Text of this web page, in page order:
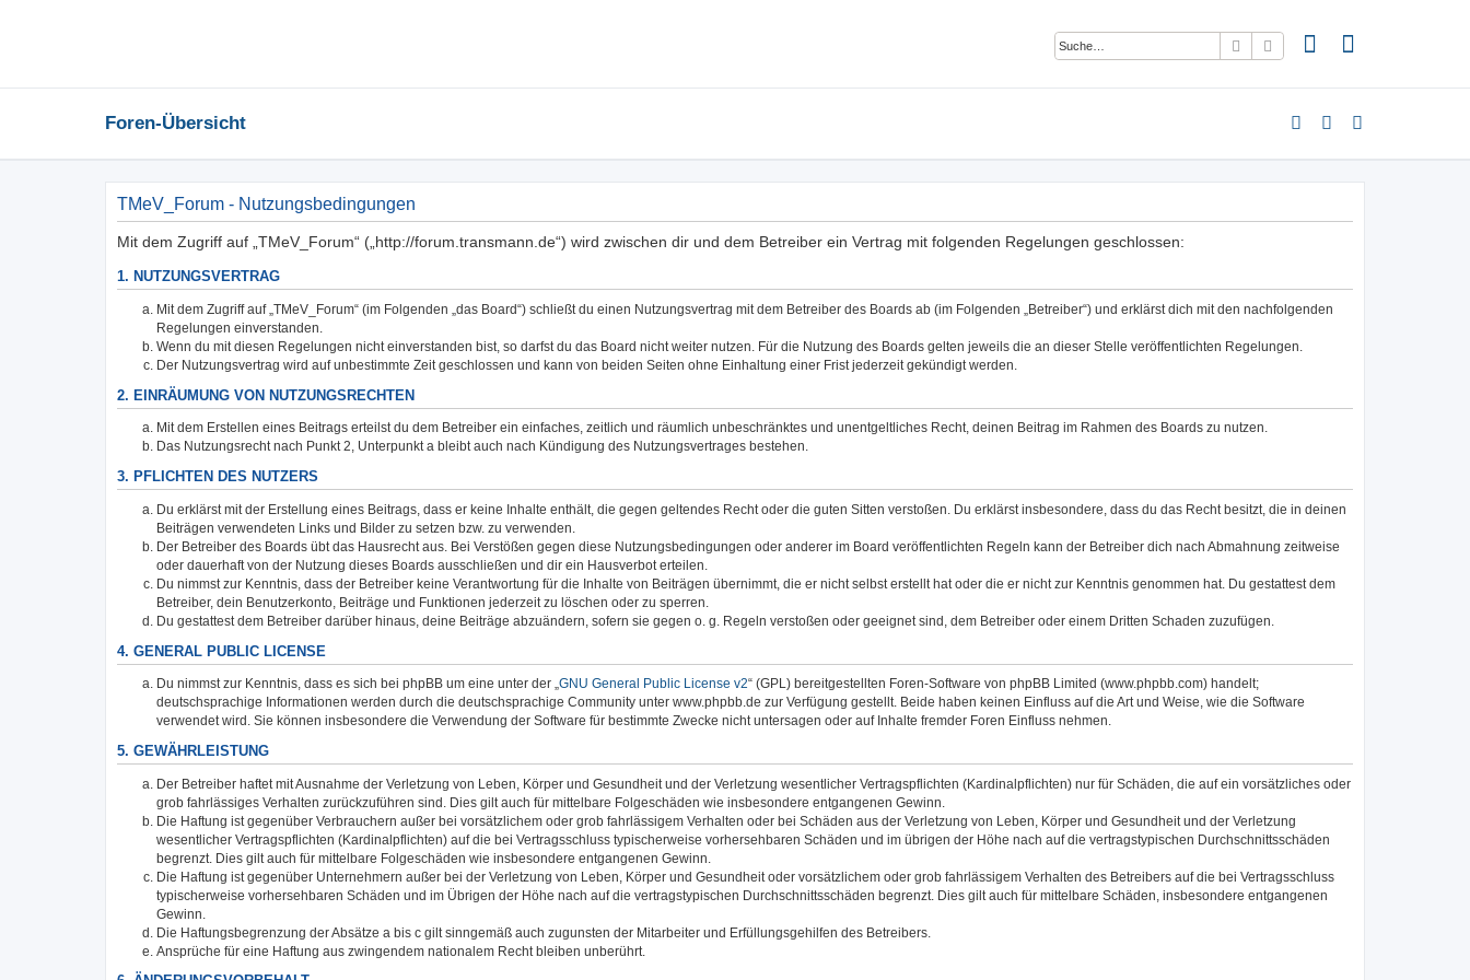
Suche
Foren-Übersicht
TMeV_Forum - Nutzungsbedingungen
Mit dem Zugriff auf „TMeV_Forum“ („http://forum.transmann.de“) wird zwischen dir und dem Betreiber ein Vertrag mit folgenden Regelungen geschlossen:
1. NUTZUNGSVERTRAG
Mit dem Zugriff auf „TMeV_Forum“ (im Folgenden „das Board“) schließt du einen Nutzungsvertrag mit dem Betreiber des Boards ab (im Folgenden „Betreiber“) und erklärst dich mit den nachfolgenden
Regelungen einverstanden.
Wenn du mit diesen Regelungen nicht einverstanden bist, so darfst du das Board nicht weiter nutzen. Für die Nutzung des Boards gelten jeweils die an dieser Stelle veröffentlichten Regelungen.
Der Nutzungsvertrag wird auf unbestimmte Zeit geschlossen und kann von beiden Seiten ohne Einhaltung einer Frist jederzeit gekündigt werden.
2. EINRÄUMUNG VON NUTZUNGSRECHTEN
Mit dem Erstellen eines Beitrags erteilst du dem Betreiber ein einfaches, zeitlich und räumlich unbeschränktes und unentgeltliches Recht, deinen Beitrag im Rahmen des Boards zu nutzen.
Das Nutzungsrecht nach Punkt 2, Unterpunkt a bleibt auch nach Kündigung des Nutzungsvertrages bestehen.
3. PFLICHTEN DES NUTZERS
Du erklärst mit der Erstellung eines Beitrags, dass er keine Inhalte enthält, die gegen geltendes Recht oder die guten Sitten verstoßen. Du erklärst insbesondere, dass du das Recht besitzt, die in deinen
Beiträgen verwendeten Links und Bilder zu setzen bzw. zu verwenden.
Der Betreiber des Boards übt das Hausrecht aus. Bei Verstößen gegen diese Nutzungsbedingungen oder anderer im Board veröffentlichten Regeln kann der Betreiber dich nach Abmahnung zeitweise
oder dauerhaft von der Nutzung dieses Boards ausschließen und dir ein Hausverbot erteilen.
Du nimmst zur Kenntnis, dass der Betreiber keine Verantwortung für die Inhalte von Beiträgen übernimmt, die er nicht selbst erstellt hat oder die er nicht zur Kenntnis genommen hat. Du gestattest dem
Betreiber, dein Benutzerkonto, Beiträge und Funktionen jederzeit zu löschen oder zu sperren.
Du gestattest dem Betreiber darüber hinaus, deine Beiträge abzuändern, sofern sie gegen o. g. Regeln verstoßen oder geeignet sind, dem Betreiber oder einem Dritten Schaden zuzufügen.
4. GENERAL PUBLIC LICENSE
Du nimmst zur Kenntnis, dass es sich bei phpBB um eine unter der „GNU General Public License v2“ (GPL) bereitgestellten Foren-Software von phpBB Limited (www.phpbb.com) handelt;
deutschsprachige Informationen werden durch die deutschsprachige Community unter www.phpbb.de zur Verfügung gestellt. Beide haben keinen Einfluss auf die Art und Weise, wie die Software
verwendet wird. Sie können insbesondere die Verwendung der Software für bestimmte Zwecke nicht untersagen oder auf Inhalte fremder Foren Einfluss nehmen.
5. GEWÄHRLEISTUNG
Der Betreiber haftet mit Ausnahme der Verletzung von Leben, Körper und Gesundheit und der Verletzung wesentlicher Vertragspflichten (Kardinalpflichten) nur für Schäden, die auf ein vorsätzliches oder
grob fahrlässiges Verhalten zurückzuführen sind. Dies gilt auch für mittelbare Folgeschäden wie insbesondere entgangenen Gewinn.
Die Haftung ist gegenüber Verbrauchern außer bei vorsätzlichem oder grob fahrlässigem Verhalten oder bei Schäden aus der Verletzung von Leben, Körper und Gesundheit und der Verletzung
wesentlicher Vertragspflichten (Kardinalpflichten) auf die bei Vertragsschluss typischerweise vorhersehbaren Schäden und im übrigen der Höhe nach auf die vertragstypischen Durchschnittsschäden
begrenzt. Dies gilt auch für mittelbare Folgeschäden wie insbesondere entgangenen Gewinn.
Die Haftung ist gegenüber Unternehmern außer bei der Verletzung von Leben, Körper und Gesundheit oder vorsätzlichem oder grob fahrlässigem Verhalten des Betreibers auf die bei Vertragsschluss
typischerweise vorhersehbaren Schäden und im Übrigen der Höhe nach auf die vertragstypischen Durchschnittsschäden begrenzt. Dies gilt auch für mittelbare Schäden, insbesondere entgangenen
Gewinn.
Die Haftungsbegrenzung der Absätze a bis c gilt sinngemäß auch zugunsten der Mitarbeiter und Erfüllungsgehilfen des Betreibers.
Ansprüche für eine Haftung aus zwingendem nationalem Recht bleiben unberührt.